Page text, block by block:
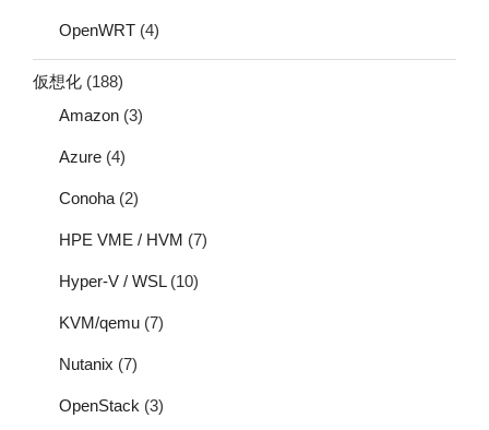
OpenWRT (4)
仮想化 (188)
Amazon (3)
Azure (4)
Conoha (2)
HPE VME / HVM (7)
Hyper-V / WSL(10)
KVM/qemu (7)
Nutanix (7)
OpenStack (3)